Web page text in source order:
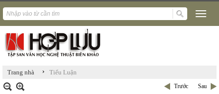
Trang nhà › Tiểu Luận
Trước Sau